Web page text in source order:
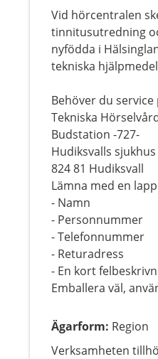
Vid hörcentralen
tinnitusutredning
nyfödda i
tekniska
Behöver du
Tekniska
Budstation -727-
Hudiksvalls sjukhus
824 81 Hudiksvall
Lämna med en
- Namn
- Personnummer
- Telefonnummer
- Returadress
- En kort
Emballera väl,
Ägarform: Region
Verksamheten